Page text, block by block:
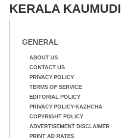
KERALA KAUMUDI
GENERAL
ABOUT US
CONTACT US
PRIVACY POLICY
TERMS OF SERVICE
EDITORIAL POLICY
PRIVACY POLICY-KAZHCHA
COPYRIGHT POLICY
ADVERTISEMENT DISCLAIMER
PRINT AD RATES